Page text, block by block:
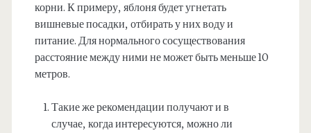
корни. К примеру, яблоня будет угнетать
вишневые посадки, отбирать у них воду и
питание. Для нормального сосуществования
расстояние между ними не может быть меньше 10
метров.
Такие же рекомендации получают и в
случае, когда интересуются, можно ли